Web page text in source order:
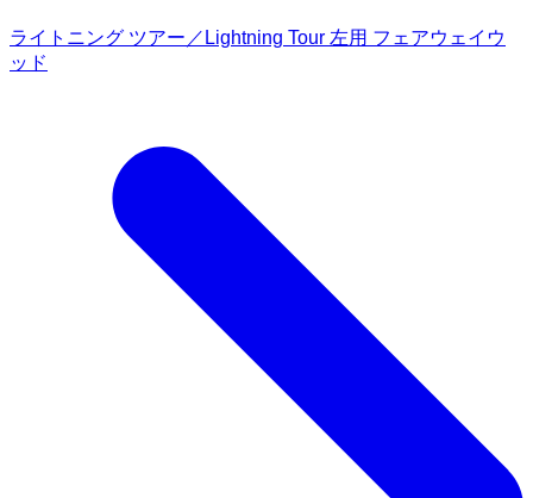
ライトニング ツアー／Lightning Tour 左用 フェアウェイウ
ッド